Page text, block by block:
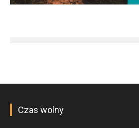
Czas wolny